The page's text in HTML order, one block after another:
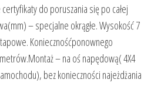
do poruszania się po całej
– specjalne okrągłe. Wysokość 7
Koniecznośćponownego
– na oś napędową( 4X4
bez konieczności najeżdżania